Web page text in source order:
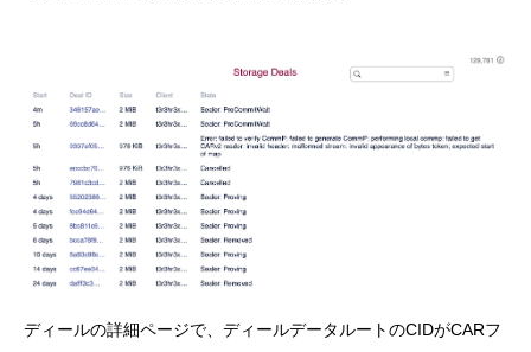
ディールの詳細ページで、ディールデータルートのCIDがCARフ